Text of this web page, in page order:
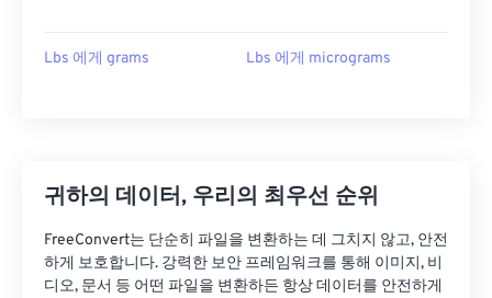
Lbs 에게 grams Lbs 에게 micrograms
귀하의 데이터, 우리의 최우선 순위
FreeConvert는 단순히 파일을 변환하는 데 그치지 않고, 안전
하게 보호합니다. 강력한 보안 프레임워크를 통해 이미지, 비
디오, 문서 등 어떤 파일을 변환하든 항상 데이터를 안전하게